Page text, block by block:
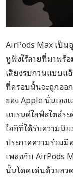
AirPods Max เป็
หูฟังไร้สายที่มาพร้
เสียงรบกวนแบบ
ที่ครอบนั้นจะถูกออ
ของ Apple นั่นเอง
แบรนด์ไลฟ์สไตล์ร
ไอทีที่ได้รับความนิ
ประกาศความร่วมมื
เพลงกับ AirPods
นั้นโดดเด่นด้วยลว